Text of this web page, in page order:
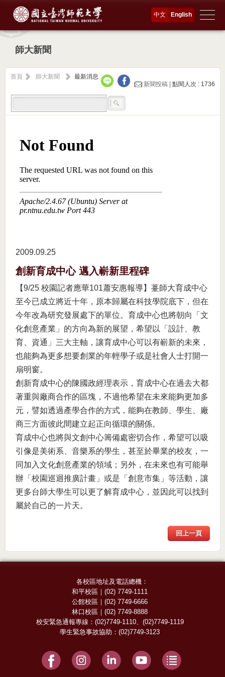
English
中文
師大新聞
首頁 師大新聞
最新消息
新聞投稿 |點閱人次 : 1736
2009.09 25
創新育成中心 邁入嶄新里程碑
【9/25 校園記者應華101蕭安惠報導】薹師大育成中心
至今已成立將近十年，原本歸屬在科技學院底下，但在
今年改為研究發展處下的單位。育成中心也將朝向「文
化創意產業」的方向為新的展望，希望以「設計、教
育、資通」三大主軸，讓育成中心可以有嶄新的未來，
也能夠為更多想要創業的年輕學子或是社會人士打開一
扇明窗。
創新育成中心的陳國政經理表示，育成中心在過去大都
著重與廠商合作的區塊，不過他希望在未來能夠更加多
元，譬如透過產學合作的方式，能夠在教師、學生、廠
商三方面彼此間建立起正向循環的關係。
育成中心也將與文創中心籌備處密切合作，希望可以吸
引像是美術系、音樂系的學生，甚至於畢業的校友，一
同加入文化創意產業的領域；另外，在未來也有可能舉
辦「校園巡迴推廣計畫」或是「創意市集」等活動，讓
更多台師大學生可以更了解育成中心，並因此可以找到
屬於自己的一片天。
回上一頁
各校區地址及電話總機：
和平校區 ｜(02) 7749-1111
公館校區 ｜(02) 7749-6666
林口校區 ｜(02) 7749-8888
校安緊急通報專線： (02)7749-1110、 (02)7749-1119
學生緊急事故協助：(02)7749-3123